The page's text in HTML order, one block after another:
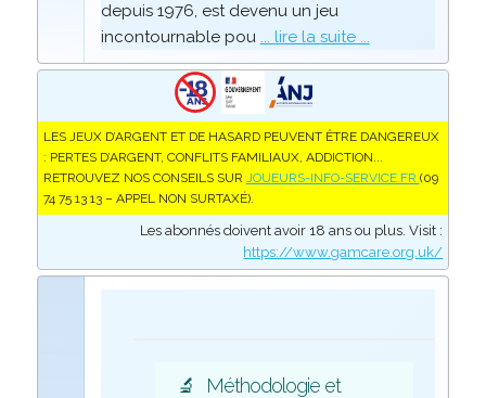
depuis 1976, est devenu un jeu
incontournable pou ... lire la suite ...
LES JEUX D’ARGENT ET DE HASARD PEUVENT ÊTRE DANGEREUX
: PERTES D’ARGENT, CONFLITS FAMILIAUX, ADDICTION...
RETROUVEZ NOS CONSEILS SUR JOUEURS-INFO-SERVICE.FR (09
74 75 13 13 – APPEL NON SURTAXÉ).
Les abonnés doivent avoir 18 ans ou plus. Visit :
https://www.gamcare.org.uk/
🔬
Méthodologie et